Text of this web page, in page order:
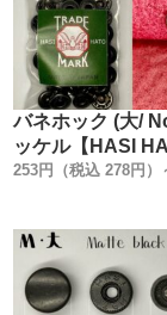
今回製造にあた
見直しました。
『何が良くて何
場の視点から考
1. 金具を図面に
2. 大まかな寸法
に合わせて統一
バネホック (大/
ッケル【HASI
253円（税込 278円）